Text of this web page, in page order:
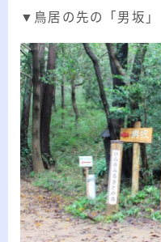
▼鳥居の先の「男坂」